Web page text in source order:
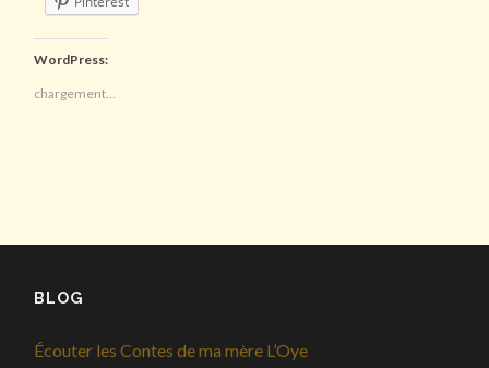
WordPress:
chargement…
BLOG
Écouter les Contes de ma mère L’Oye